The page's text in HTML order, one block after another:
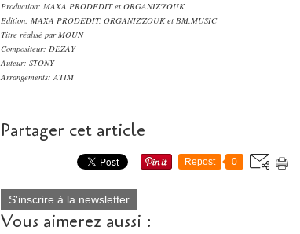
Production: MAXA PRODEDIT et ORGANIZ'ZOUK
Edition: MAXA PRODEDIT, ORGANIZ'ZOUK et BM.MUSIC
Titre réalisé par MOUN
Compositeur: DEZAY
Auteur: STONY
Arrangements: ATIM
Partager cet article
Repost 0
S'inscrire à la newsletter
Vous aimerez aussi :